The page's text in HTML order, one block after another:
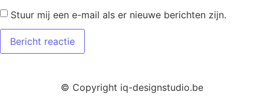
Stuur mij een e-mail als er nieuwe berichten zijn.
© Copyright iq-designstudio.be